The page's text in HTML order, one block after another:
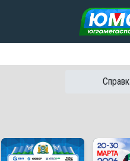
Перейти к